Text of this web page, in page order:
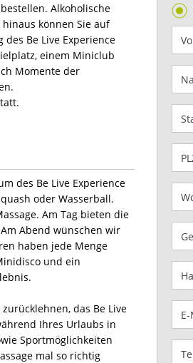
Alkoholische
können Sie auf
Be Live Experience
einem Miniclub
Momente der
des Be Live Experience
oder Wasserball.
Am Tag bieten die
Abend wünschen wir
haben jede Menge
und ein
das Be Live
Ihres Urlaubs in
Sportmöglichkeiten
mal so richtig